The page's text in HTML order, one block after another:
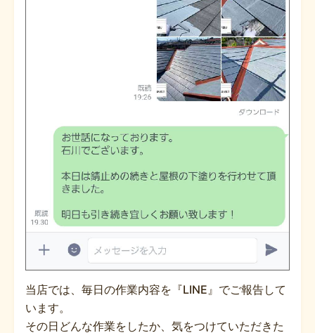
当店では、毎日の作業内容を『LINE』でご報告して
います。
その日どんな作業をしたか、気をつけていただきた